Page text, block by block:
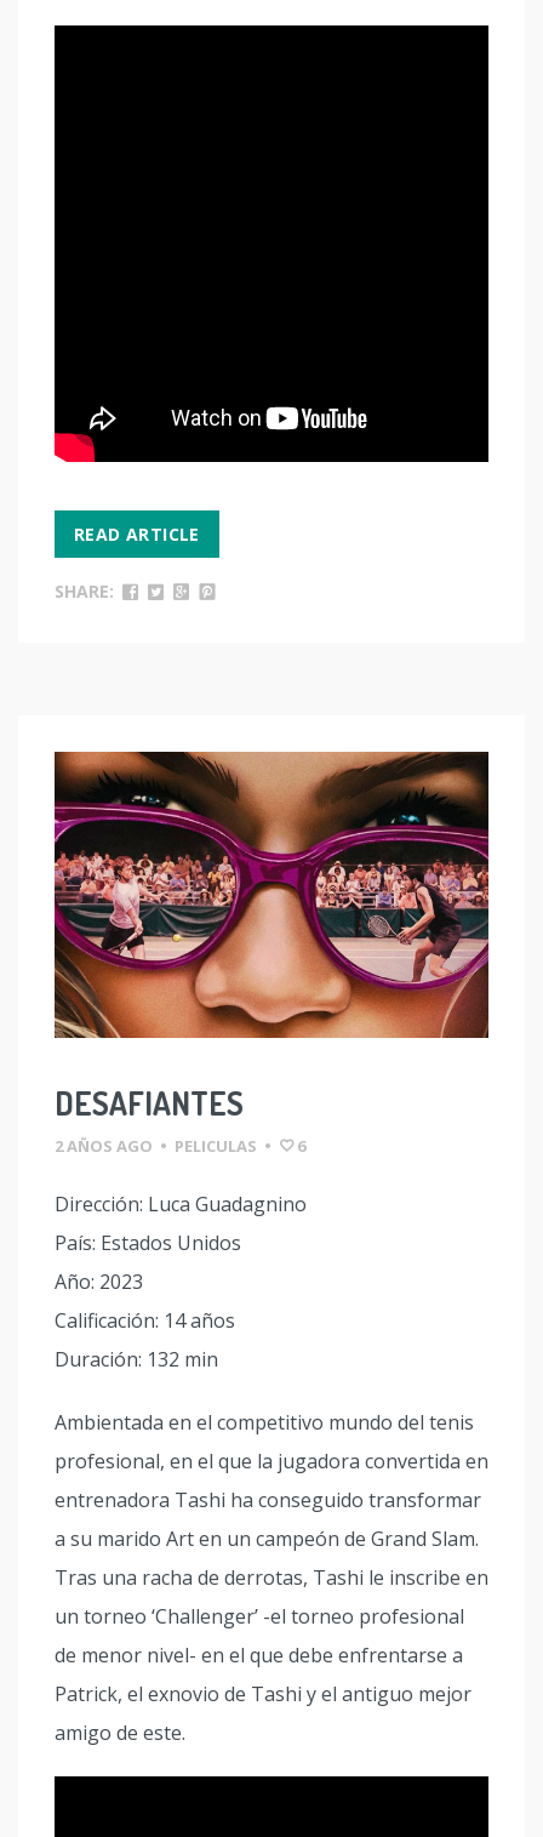
READ ARTICLE
SHARE:
DESAFIANTES
2 AÑOS AGO • PELICULAS • 6
Dirección: Luca Guadagnino
País: Estados Unidos
Año: 2023
Calificación: 14 años
Duración: 132 min
Ambientada en el competitivo mundo del tenis
profesional, en el que la jugadora convertida en
entrenadora Tashi ha conseguido transformar
a su marido Art en un campeón de Grand Slam.
Tras una racha de derrotas, Tashi le inscribe en
un torneo ‘Challenger’ -el torneo profesional
de menor nivel- en el que debe enfrentarse a
Patrick, el exnovio de Tashi y el antiguo mejor
amigo de este.